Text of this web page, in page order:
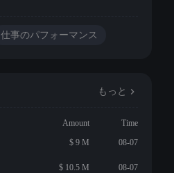
仕事のパフォーマンス
もっと
Amount
Time
$ 9 M 08-07
$ 10.5 M 08-07